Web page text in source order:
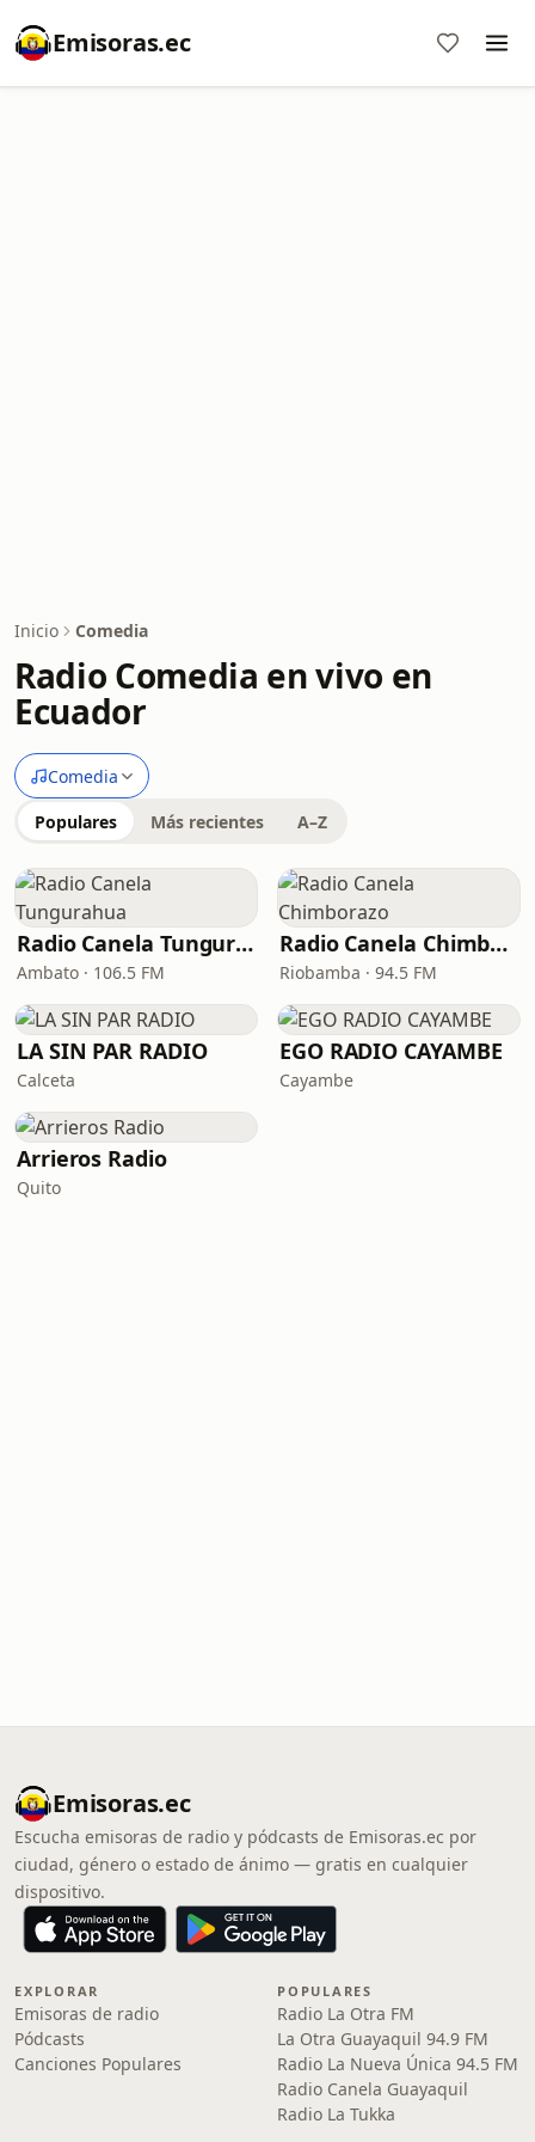
Emisoras.ec
Inicio Comedia
Radio Comedia en vivo en
Ecuador
Comedia
Populares Más recientes A–Z
Radio Canela Tungurahua
Ambato · 106.5 FM
Radio Canela Chimborazo
Riobamba · 94.5 FM
LA SIN PAR RADIO
Calceta
EGO RADIO CAYAMBE
Cayambe
Arrieros Radio
Quito
Emisoras.ec
Escucha emisoras de radio y pódcasts de Emisoras.ec por
ciudad, género o estado de ánimo — gratis en cualquier
dispositivo.
EXPLORAR
Emisoras de radio
Pódcasts
Canciones Populares
POPULARES
Radio La Otra FM
La Otra Guayaquil 94.9 FM
Radio La Nueva Única 94.5 FM
Radio Canela Guayaquil
Radio La Tukka